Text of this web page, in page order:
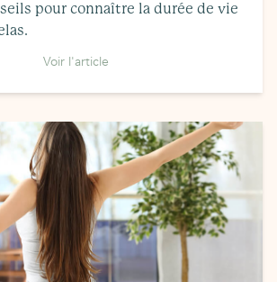
pour connaître la durée de vie
Voir l'article